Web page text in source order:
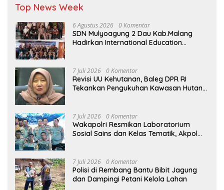
Top News Week
6 Agustus 2026 0 Komentar
SDN Mulyoagung 2 Dau Kab.Malang
Hadirkan International Education
7 Juli 2026 0 Komentar
Revisi UU Kehutanan, Baleg DPR RI
Tekankan Pengukuhan Kawasan Hutan
7 Juli 2026 0 Komentar
Wakapolri Resmikan Laboratorium
Sosial Sains dan Kelas Tematik, Akpol
7 Juli 2026 0 Komentar
Polisi di Rembang Bantu Bibit Jagung
dan Dampingi Petani Kelola Lahan